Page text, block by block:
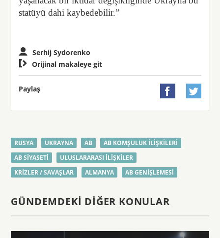
statüyü dahi kaybedebilir.”
Serhij Sydorenko
 Orijinal makaleye git
Paylaş  
RUSYA UKRAYNA AB
AB KOMŞULUK ILIŞKILERI
AB SIYASETI
ULUSLARARASI ILIŞKILER
KRIZLER / SAVAŞLAR
ALMANYA AB GENIŞLEMESI
GÜNDEMDEKI DIĞER KONULAR